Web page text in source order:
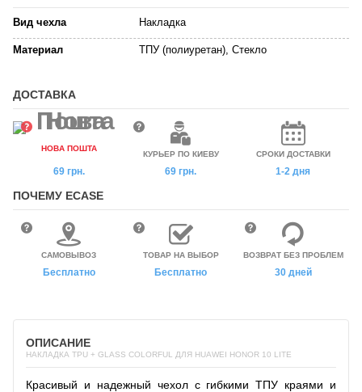
Вид чехла Накладка
Материал ТПУ (полиуретан), Стекло
ДОСТАВКА
НОВА ПОШТА
69 грн.
КУРЬЕР ПО КИЕВУ
69 грн.
СРОКИ ДОСТАВКИ
1-2 дня
ПОЧЕМУ ECASE
САМОВЫВОЗ
Бесплатно
ТОВАР НА ВЫБОР
Бесплатно
ВОЗВРАТ БЕЗ ПРОБЛЕМ
30 дней
ОПИСАНИЕ
НАКЛАДКА TPU + GLASS COLORFUL ДЛЯ HUAWEI HONOR 10 LITE
Красивый и надежный чехол с гибкими ТПУ краями и